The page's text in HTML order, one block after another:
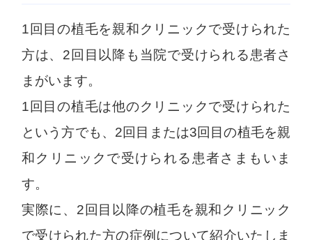
1回目の植毛を親和クリニックで受けられた
方は、2回目以降も当院で受けられる患者さ
まがいます。
1回目の植毛は他のクリニックで受けられた
という方でも、2回目または3回目の植毛を親
和クリニックで受けられる患者さまもいま
す。
実際に、2回目以降の植毛を親和クリニック
で受けられた方の症例について紹介いたしま